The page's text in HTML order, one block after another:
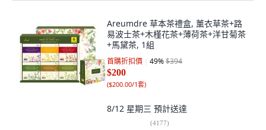
Areumdre 草本茶禮盒, 薰衣草茶+路
易波士茶+木槿花茶+薄荷茶+洋甘菊茶
+馬黛茶, 1組
首購折扣價 49%$394
$200
($200.00/1套)
8/12 星期三 預計送達
(4177)